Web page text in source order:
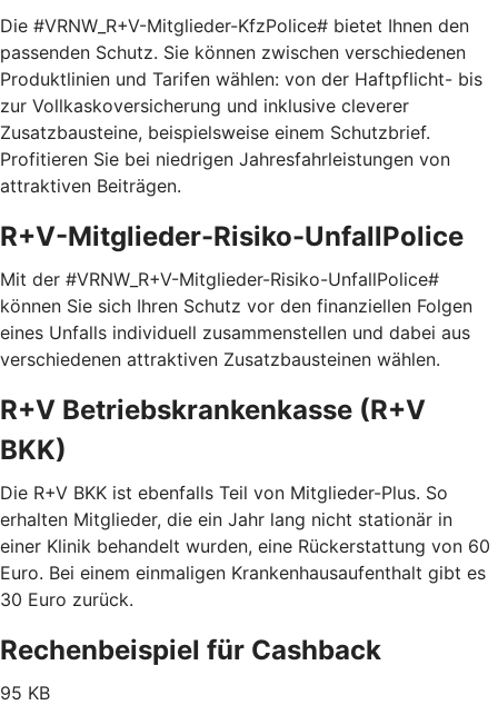
Die #VRNW_R+V-Mitglieder-KfzPolice# bietet Ihnen den
passenden Schutz. Sie können zwischen verschiedenen
Produktlinien und Tarifen wählen: von der Haftpflicht- bis
zur Vollkaskoversicherung und inklusive cleverer
Zusatzbausteine, beispielsweise einem Schutzbrief.
Profitieren Sie bei niedrigen Jahresfahrleistungen von
attraktiven Beiträgen.
R+V-Mitglieder-Risiko-UnfallPolice
Mit der #VRNW_R+V-Mitglieder-Risiko-UnfallPolice#
können Sie sich Ihren Schutz vor den finanziellen Folgen
eines Unfalls individuell zusammenstellen und dabei aus
verschiedenen attraktiven Zusatzbausteinen wählen.
R+V Betriebskrankenkasse (R+V
BKK)
Die R+V BKK ist ebenfalls Teil von Mitglieder-Plus. So
erhalten Mitglieder, die ein Jahr lang nicht stationär in
einer Klinik behandelt wurden, eine Rückerstattung von 60
Euro. Bei einem einmaligen Krankenhausaufenthalt gibt es
30 Euro zurück.
Rechenbeispiel für Cashback
95 KB